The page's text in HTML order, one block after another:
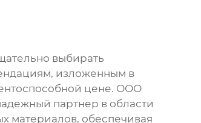
выбирать
изложенным в
цене. ООО
партнер в области
материалов, обеспечивая